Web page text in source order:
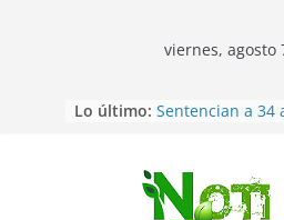
viernes, agosto
Lo último: desaparecidos
implicados en
oriunda de Tena